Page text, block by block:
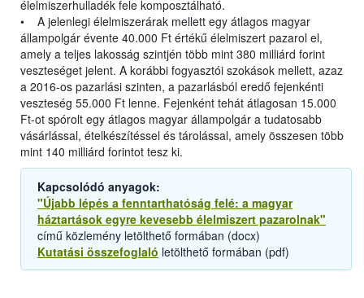
élelmiszerhulladék fele komposztálható.
• A jelenlegi élelmiszerárak mellett egy átlagos magyar
állampolgár évente 40.000 Ft értékű élelmiszert pazarol el,
amely a teljes lakosság szintjén több mint 380 milliárd forint
veszteséget jelent. A korábbi fogyasztói szokások mellett, azaz
a 2016-os pazarlási szinten, a pazarlásból eredő fejenkénti
veszteség 55.000 Ft lenne. Fejenként tehát átlagosan 15.000
Ft-ot spórolt egy átlagos magyar állampolgár a tudatosabb
vásárlással, ételkészítéssel és tárolással, amely összesen több
mint 140 milliárd forintot tesz ki.
Kapcsolódó anyagok:
"Újabb lépés a fenntarthatóság felé: a magyar
háztartások egyre kevesebb élelmiszert pazarolnak"
című közlemény letölthető formában (docx)
Kutatási összefoglaló letölthető formában (pdf)